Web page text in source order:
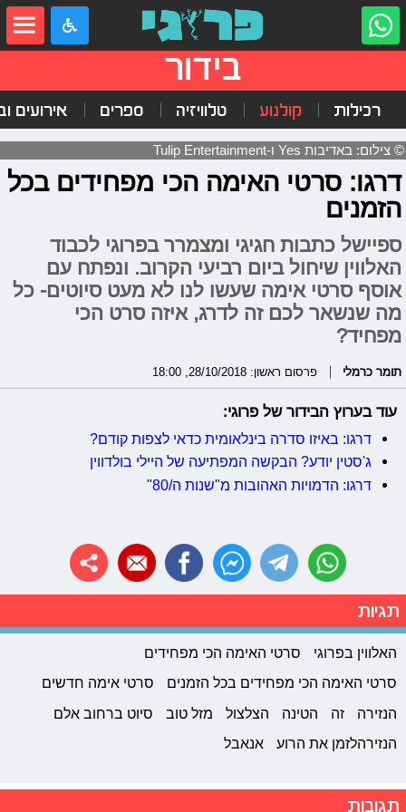
בידור
רכילות קולנוע טלוויזיה ספרים אירועים
© צילום: באדיבות Yes ו-Tulip Entertainment
דרגו: סרטי האימה הכי מפחידים בכל
הזמנים
ספיישל כתבות חגיגי ומצמרר בפרוגי לכבוד
האלווין שיחול ביום רביעי הקרוב. ונפתח עם
אוסף סרטי אימה שעשו לנו לא מעט סיוטים- כל
מה שנשאר לכם זה לדרג, איזה סרט הכי
מפחיד?
תומר כרמלי פרסום ראשון: 28/10/2018, 18:00
עוד בערוץ הבידור של פרוגי:
דרגו: באיזו סדרה בינלאומית כדאי לצפות קודם?
ג'סטין יודע? הבקשה המפתיעה של היילי בולדווין
דרגו: הדמויות האהובות מ"שנות ה/80"
תגיות
האלווין בפרוגי
סרטי האימה הכי מפחידים
סרטי האימה הכי מפחידים בכל הזמנים
סרטי אימה חדשים
הנזירה
זה הטינה הצלצול מזל טוב
סיוט ברחוב אלם
הנזירהלזמן את הרוע
אנאבל
תגובות